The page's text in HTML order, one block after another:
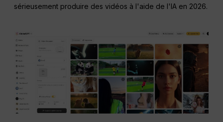
sérieusement produire des vidéos à l'aide de l'IA en 2026.